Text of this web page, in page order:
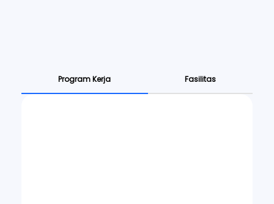
Program Kerja Fasilitas